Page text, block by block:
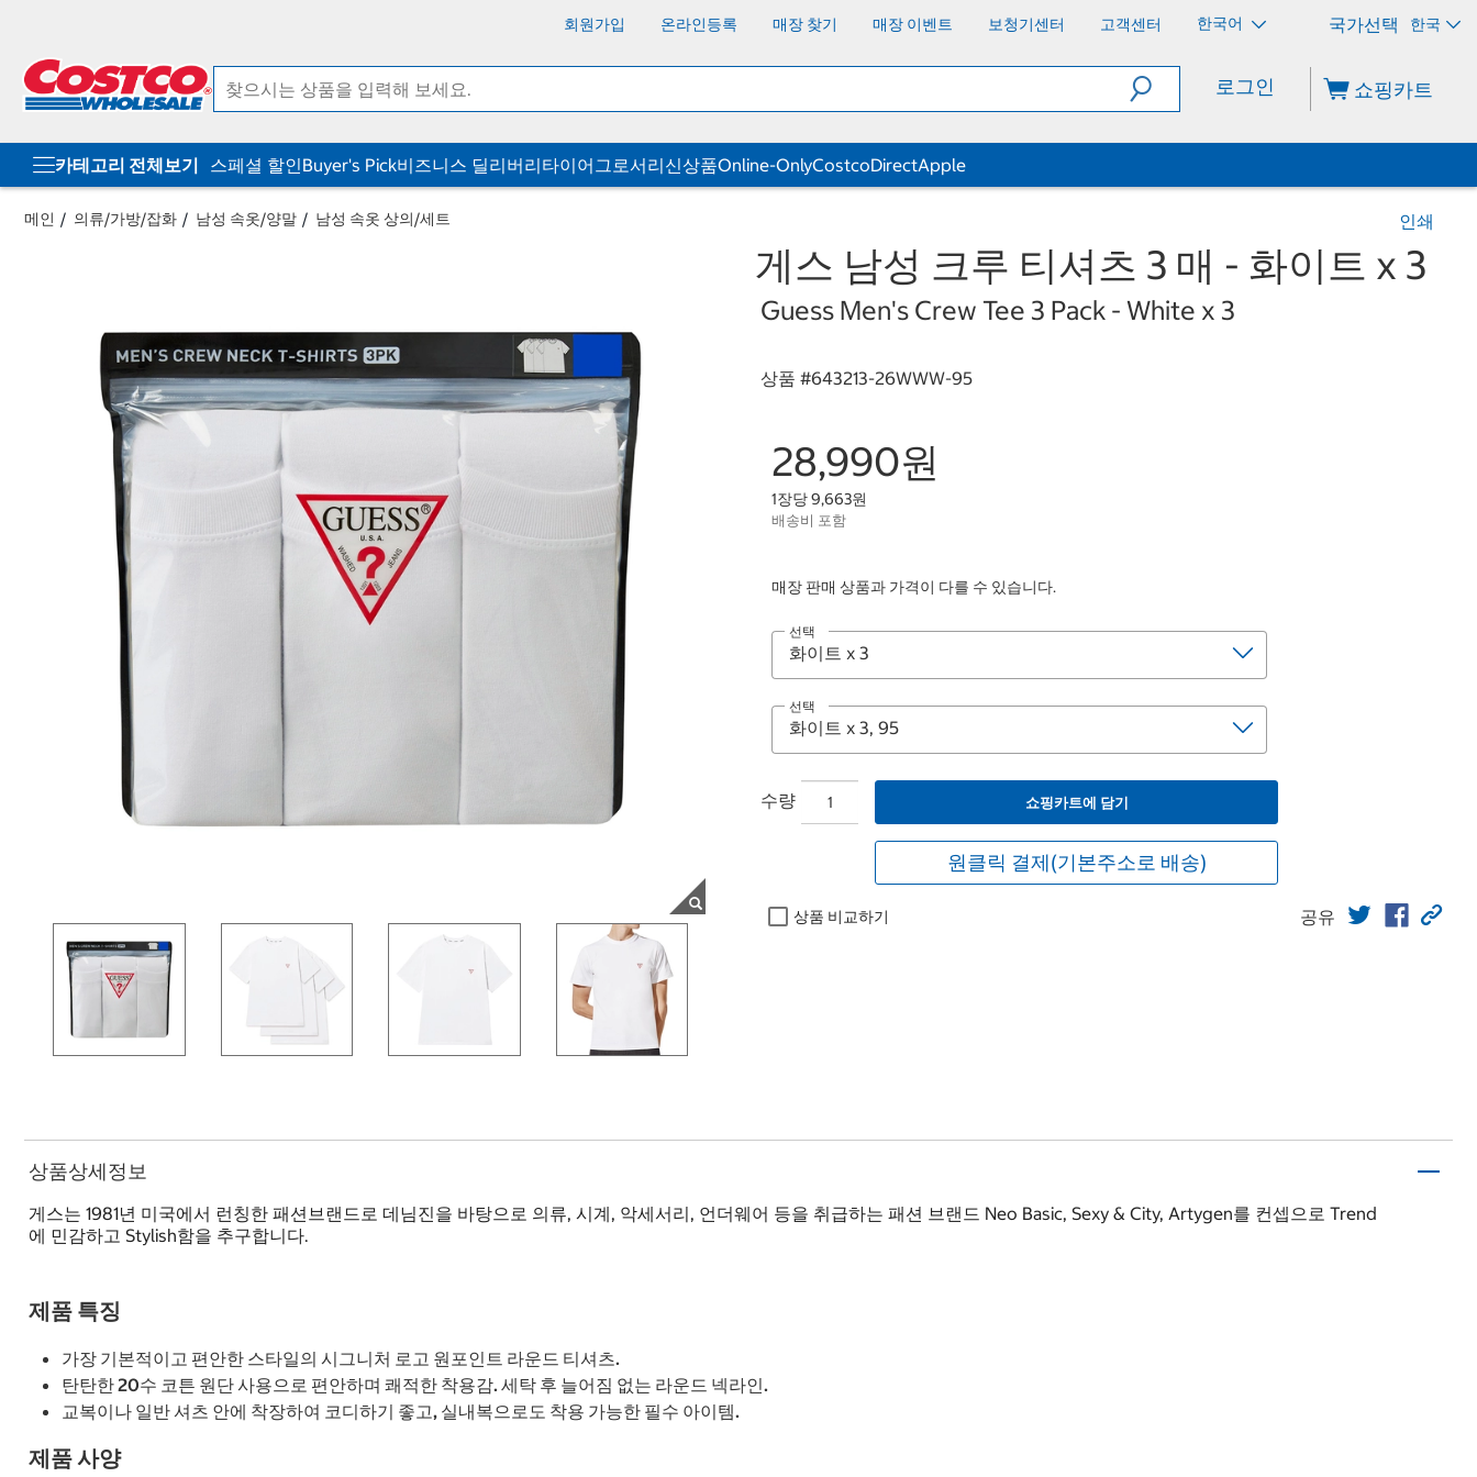
회원가입 온라인등록 매장 찾기 매장 이벤트 보청기센터 고객센터 한국어 한국
로그인 쇼핑카트
카테고리 전체보기 스페셜 할인Buyer's Pick비즈니스 딜리버리타이어그로서리신상품Online-OnlyCostcoDirectApple
메인 의류/가방/잡화 남성 속옷/양말 남성 속옷 상의/세트 인쇄
게스 남성 크루 티셔츠 3 매 - 화이트 x 3
Guess Men's Crew Tee 3 Pack - White x 3
상품 #643213-26WWW-95
28,990원
1장당 9,663원
배송비 포함
매장 판매 상품과 가격이 다를 수 있습니다.
선택
선택
수량 쇼핑카트에 담기
원클릭 결제(기본주소로 배송)
상품 비교하기 공유
상품상세정보
게스는 1981년 미국에서 런칭한 패션브랜드로 데님진을 바탕으로 의류, 시계, 악세서리, 언더웨어 등을 취급하는 패션 브랜드 Neo Basic, Sexy & City, Artygen를 컨셉으로 Trend
에 민감하고 Stylish함을 추구합니다.
제품 특징
가장 기본적이고 편안한 스타일의 시그니처 로고 원포인트 라운드 티셔츠.
탄탄한 20수 코튼 원단 사용으로 편안하며 쾌적한 착용감. 세탁 후 늘어짐 없는 라운드 넥라인.
교복이나 일반 셔츠 안에 착장하여 코디하기 좋고, 실내복으로도 착용 가능한 필수 아이템.
제품 사양